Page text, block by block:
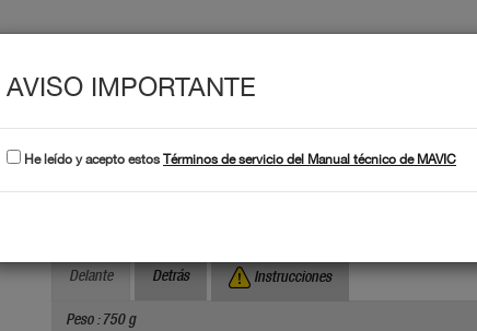
TÉCNICOS
Búsqueda por número de serie :
Delante Detrás Instrucciones
Peso : 750 g
AVISO IMPORTANTE
He leído y acepto estos Términos de servicio del Manual técnico de MAVIC